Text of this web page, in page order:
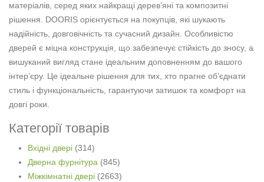
матеріалів, серед яких найкращі дерев’яні та композитні
рішення. DOORIS орієнтується на покупців, які шукають
надійність, довговічність та сучасний дизайн. Особливістю
дверей є міцна конструкція, що забезпечує стійкість до зносу, а
вишуканий вигляд стане ідеальним доповненням до вашого
інтер’єру. Це ідеальне рішення для тих, хто прагне об’єднати
стиль і функціональність, гарантуючи затишок та комфорт на
довгі роки.
Категорії товарів
Вхідні двері (314)
Дверна фурнітура (845)
Міжкімнатні двері (2663)